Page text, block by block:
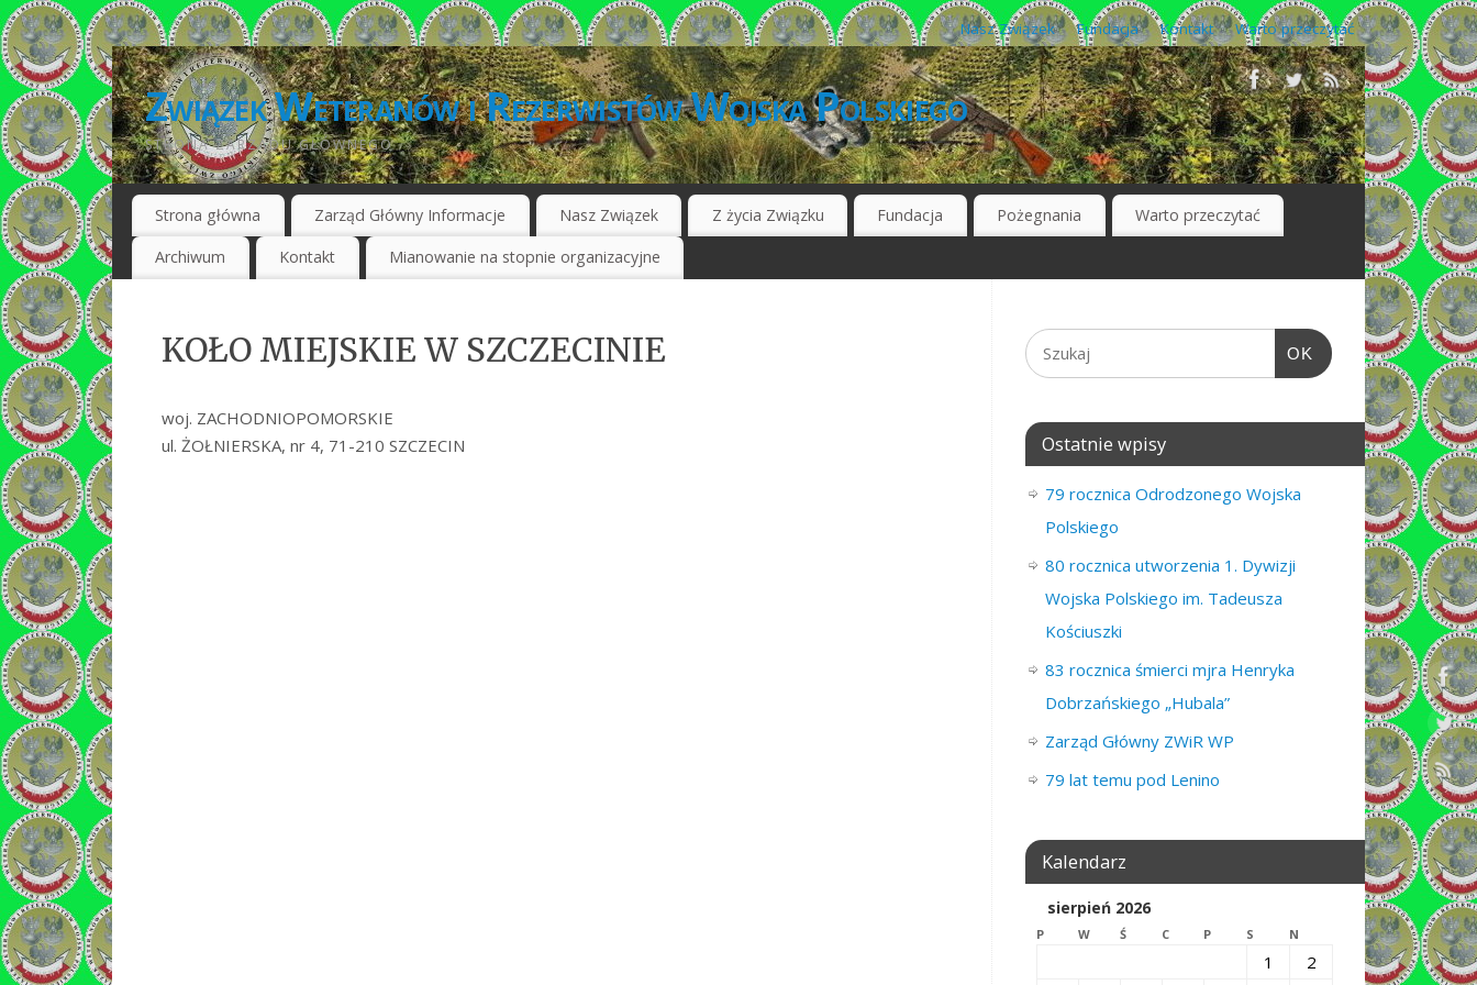
Nasz Związek Fundacja Kontakt Warto przeczytać
Związek Weteranów i Rezerwistów Wojska Polskiego
STRONA ZARZĄDU GŁÓWNEGO
Strona główna Zarząd Główny Informacje Nasz Związek Z życia Związku Fundacja Pożegnania Warto przeczytać
Archiwum Kontakt Mianowanie na stopnie organizacyjne
KOŁO MIEJSKIE W SZCZECINIE
woj. ZACHODNIOPOMORSKIE
ul. ŻOŁNIERSKA, nr 4, 71-210 SZCZECIN
OK
Ostatnie wpisy
79 rocznica Odrodzonego Wojska
Polskiego
80 rocznica utworzenia 1. Dywizji
Wojska Polskiego im. Tadeusza
Kościuszki
83 rocznica śmierci mjra Henryka
Dobrzańskiego „Hubala”
Zarząd Główny ZWiR WP
79 lat temu pod Lenino
Kalendarz
sierpień 2026
P W Ś C P S N
1
2